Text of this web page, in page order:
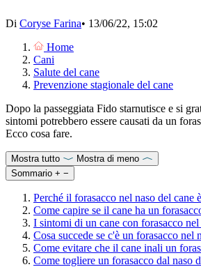
Di Coryse Farina• 13/06/22, 15:02
Home
Cani
Salute del cane
Prevenzione stagionale del cane
Dopo la passeggiata Fido starnutisce e si
sintomi potrebbero essere causati da un
Ecco cosa fare.
Mostra tutto
Mostra di meno
Sommario + −
Perché il forasacco nel naso del cane
Come capire se il cane ha un
I sintomi di un cane con forasacco nel
Cosa succede se c'è un forasacco nel
Come evitare che il cane inali un
Come togliere un forasacco dal naso